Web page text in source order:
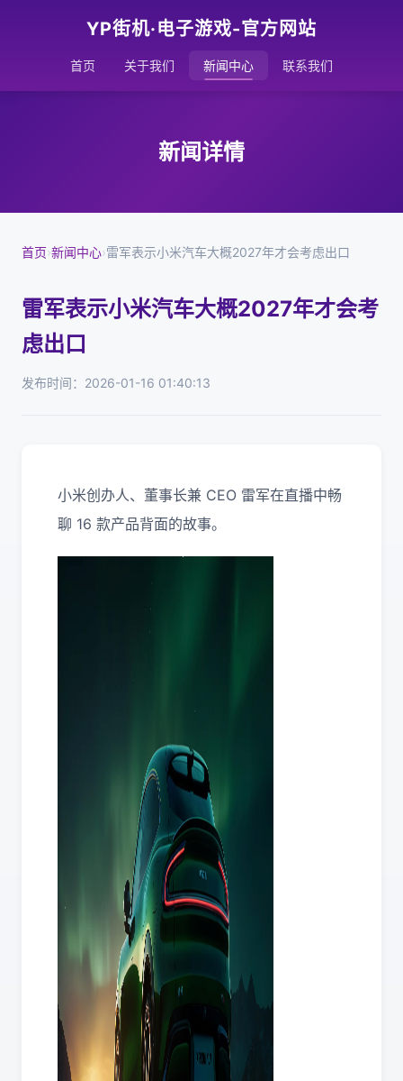
YP街机·电子游戏-官方网站
首页 关于我们 新闻中心 联系我们
新闻详情
首页›新闻中心›雷军表示小米汽车大概2027年才会考虑出口
雷军表示小米汽车大概2027年才会考
虑出口
发布时间：2026-01-16 01:40:13
小米创办人、董事长兼 CEO 雷军在直播中畅
聊 16 款产品背面的故事。